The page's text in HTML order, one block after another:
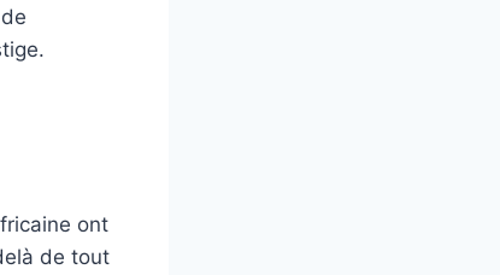
ont
de tout